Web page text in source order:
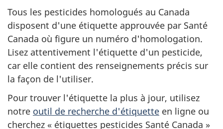
Tous les pesticides homologués au Canada
disposent d'une étiquette approuvée par Santé
Canada où figure un numéro d'homologation.
Lisez attentivement l'étiquette d'un pesticide,
car elle contient des renseignements précis sur
la façon de l'utiliser.
Pour trouver l'étiquette la plus à jour, utilisez
notre outil de recherche d'étiquette en ligne ou
cherchez « étiquettes pesticides Santé Canada »